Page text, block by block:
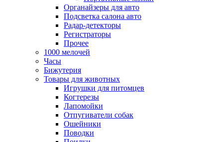
Органайзеры для авто
Подсветка салона авто
Радар-детекторы
Регистраторы
Прочее
1000 мелочей
Часы
Бижутерия
Товары для животных
Игрушки для питомцев
Когтерезы
Лапомойки
Отпугиватели собак
Ошейники
Поводки